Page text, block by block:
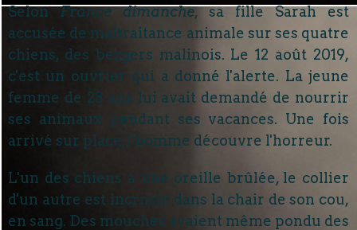
SelonFrance dimanche, sa fille Sarah est
accusée de maltraitance animale sur ses quatre
chiens, des bergers malinois. Le 12 août 2019,
c'est un ouvrier qui a donné l'alerte. La jeune
femme de 28 ans lui avait demandé de nourrir
ses animaux pendant ses vacances. Une fois
arrivé sur place, l'homme découvre l'horreur.
L'un des chiens a une oreille brûlée, le collier
d'un autre est incrusté dans la chair de son cou,
en sang. Des mouches avaient même pondu des